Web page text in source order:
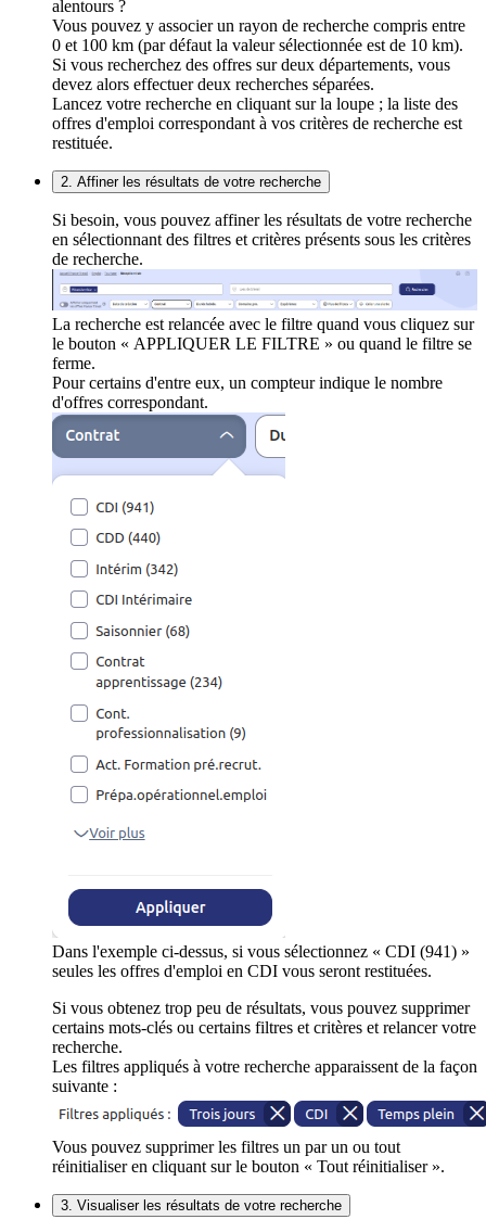
alentours ?
Vous pouvez y associer un rayon de recherche compris entre
0 et 100 km (par défaut la valeur sélectionnée est de 10 km).
Si vous recherchez des offres sur deux départements, vous
devez alors effectuer deux recherches séparées.
Lancez votre recherche en cliquant sur la loupe ; la liste des
offres d'emploi correspondant à vos critères de recherche est
restituée.
2. Affiner les résultats de votre recherche
Si besoin, vous pouvez affiner les résultats de votre recherche
en sélectionnant des filtres et critères présents sous les critères
de recherche.
La recherche est relancée avec le filtre quand vous cliquez sur
le bouton « APPLIQUER LE FILTRE » ou quand le filtre se
ferme.
Pour certains d'entre eux, un compteur indique le nombre
d'offres correspondant.
Dans l'exemple ci-dessus, si vous sélectionnez « CDI (941) »
seules les offres d'emploi en CDI vous seront restituées.
Si vous obtenez trop peu de résultats, vous pouvez supprimer
certains mots-clés ou certains filtres et critères et relancer votre
recherche.
Les filtres appliqués à votre recherche apparaissent de la façon
suivante :
Vous pouvez supprimer les filtres un par un ou tout
réinitialiser en cliquant sur le bouton « Tout réinitialiser ».
3. Visualiser les résultats de votre recherche